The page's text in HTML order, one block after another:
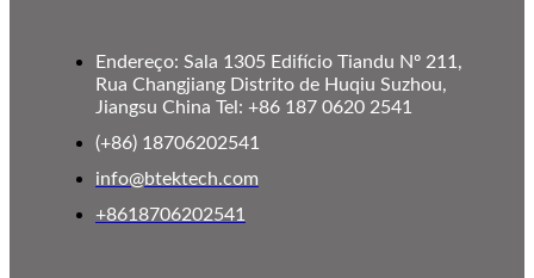
Endereço: Sala 1305 Edifício Tiandu Nº 211,
Rua Changjiang Distrito de Huqiu Suzhou,
Jiangsu China Tel: +86 187 0620 2541
(+86) 18706202541
info@btektech.com
+8618706202541